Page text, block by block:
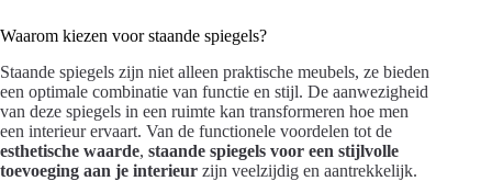
Waarom kiezen voor staande spiegels?
Staande spiegels zijn niet alleen praktische meubels, ze bieden
een optimale combinatie van functie en stijl. De aanwezigheid
van deze spiegels in een ruimte kan transformeren hoe men
een interieur ervaart. Van de functionele voordelen tot de
esthetische waarde, staande spiegels voor een stijlvolle
toevoeging aan je interieur zijn veelzijdig en aantrekkelijk.